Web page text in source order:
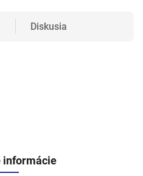
Diskusia
informácie